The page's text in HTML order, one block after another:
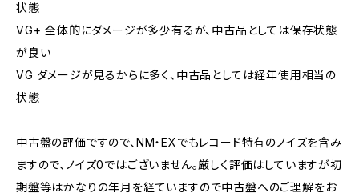
状態
VG+ 全体的にダメージが多少有るが、中古品としては保存状態
が良い
VG ダメージが見るからに多く、中古品としては経年使用相当の
状態
中古盤の評価ですので、NM・EXでもレコード特有のノイズを含み
ますので、ノイズ0ではございません。厳しく評価はしていますが初
期盤等はかなりの年月を経ていますので中古盤へのご理解をお